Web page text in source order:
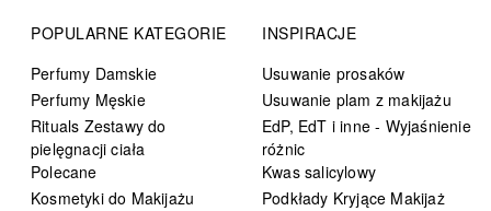
POPULARNE KATEGORIE
Perfumy Damskie
Perfumy Męskie
Rituals Zestawy do
pielęgnacji ciała
Polecane
Kosmetyki do Makijażu
INSPIRACJE
Usuwanie prosaków
Usuwanie plam z makijażu
EdP, EdT i inne - Wyjaśnienie
różnic
Kwas salicylowy
Podkłady Kryjące Makijaż